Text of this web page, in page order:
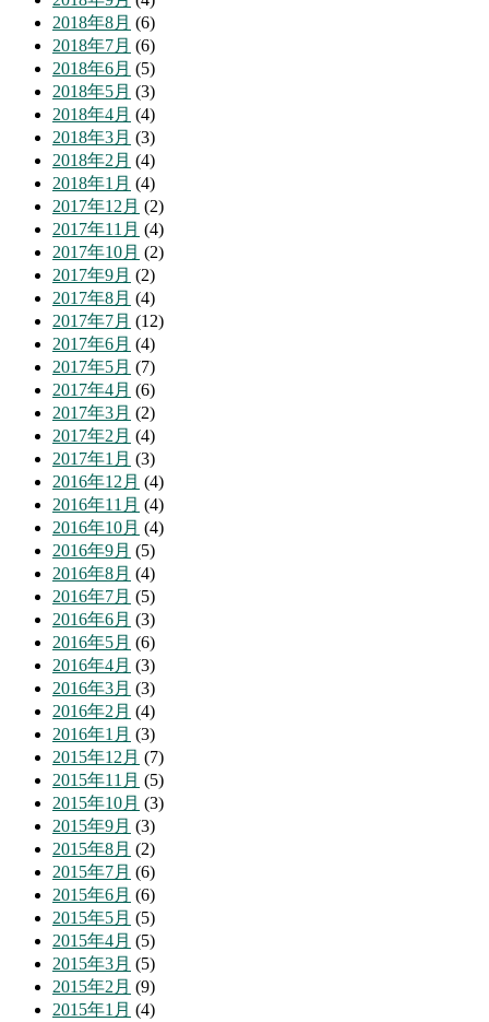
2018年8月 (6)
2018年7月 (6)
2018年6月 (5)
2018年5月 (3)
2018年4月 (4)
2018年3月 (3)
2018年2月 (4)
2018年1月 (4)
2017年12月 (2)
2017年11月 (4)
2017年10月 (2)
2017年9月 (2)
2017年8月 (4)
2017年7月 (12)
2017年6月 (4)
2017年5月 (7)
2017年4月 (6)
2017年3月 (2)
2017年2月 (4)
2017年1月 (3)
2016年12月 (4)
2016年11月 (4)
2016年10月 (4)
2016年9月 (5)
2016年8月 (4)
2016年7月 (5)
2016年6月 (3)
2016年5月 (6)
2016年4月 (3)
2016年3月 (3)
2016年2月 (4)
2016年1月 (3)
2015年12月 (7)
2015年11月 (5)
2015年10月 (3)
2015年9月 (3)
2015年8月 (2)
2015年7月 (6)
2015年6月 (6)
2015年5月 (5)
2015年4月 (5)
2015年3月 (5)
2015年2月 (9)
2015年1月 (4)